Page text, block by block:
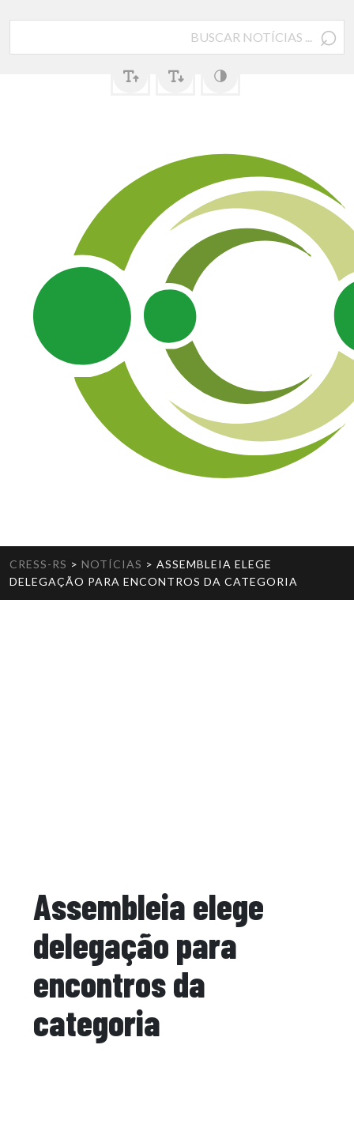
⌕
CRESS-RS > NOTÍCIAS > ASSEMBLEIA ELEGE
DELEGAÇÃO PARA ENCONTROS DA CATEGORIA
Assembleia elege
delegação para
encontros da
categoria